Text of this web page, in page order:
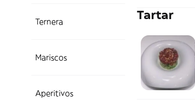
Ternera
Mariscos
Aperitivos
Tartar